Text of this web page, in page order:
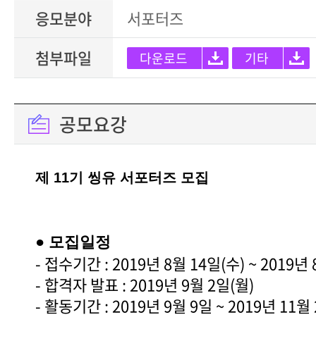
응모분야
서포터즈
첨부파일
다운로드 기타
공모요강
제 11기 씽유 서포터즈 모집
● 모집일정
- 접수기간 : 2019년 8월 14일(수) ~ 2019년
- 합격자 발표 : 2019년 9월 2일(월)
- 활동기간 : 2019년 9월 9일 ~ 2019년 11월